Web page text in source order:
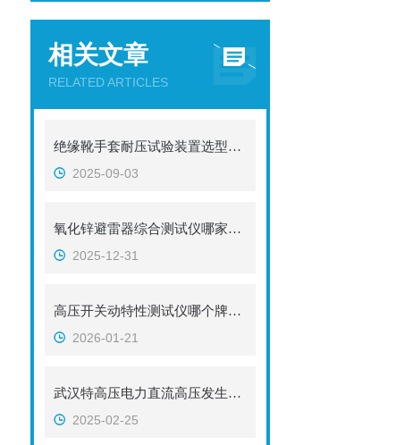
相关文章
RELATED ARTICLES
绝缘靴手套耐压试验装置选型实测
2025-09-03
氧化锌避雷器综合测试仪哪家好态？解析武汉特高压综合测试仪的测量方案
2025-12-31
高压开关动特性测试仪哪个牌子好：审视武汉特高压的技术实现与场景适配
2026-01-21
武汉特高压电力直流高压发生器：技术革新与性能优势
2025-02-25